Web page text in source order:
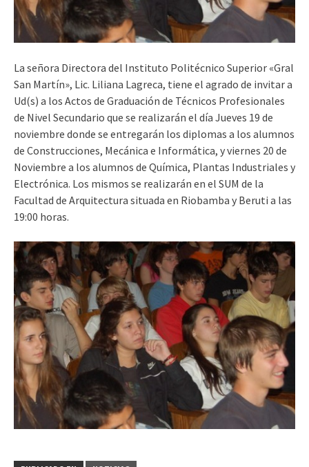
La señora Directora del Instituto Politécnico Superior «Gral
San Martín», Lic. Liliana Lagreca, tiene el agrado de invitar a
Ud(s) a los Actos de Graduación de Técnicos Profesionales
de Nivel Secundario que se realizarán el día Jueves 19 de
noviembre donde se entregarán los diplomas a los alumnos
de Construcciones, Mecánica e Informática, y viernes 20 de
Noviembre a los alumnos de Química, Plantas Industriales y
Electrónica. Los mismos se realizarán en el SUM de la
Facultad de Arquitectura situada en Riobamba y Beruti a las
19:00 horas.